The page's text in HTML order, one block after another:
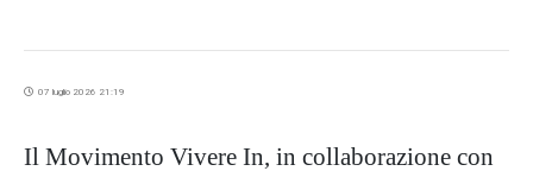
07 luglio 2026 21:19
Il Movimento Vivere In, in collaborazione con